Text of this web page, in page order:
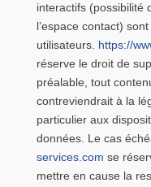
interactifs (possibilité
l’espace contact)
utilisateurs. https://
réserve le droit de
préalable, tout
contreviendrait à la
particulier aux
données. Le cas
services.com se
mettre en cause la